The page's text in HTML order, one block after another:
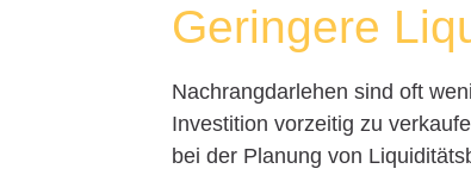
Geringere
Nachrangdarlehen sind oft
Investition vorzeitig zu
bei der Planung von